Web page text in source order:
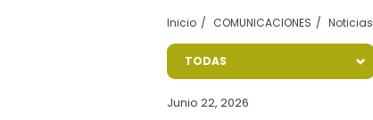
Inicio COMUNICACIONES Noticias
TODAS
Junio 22, 2026